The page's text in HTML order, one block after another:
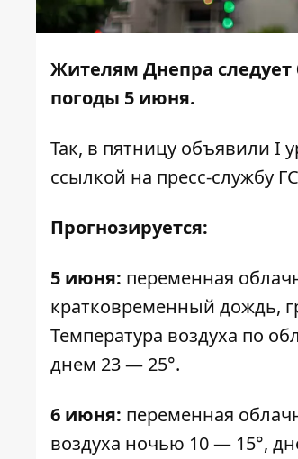
Жителям Днепра
погоды 5 июня.
Так, в пятницу объявили I
ссылкой на пресс-службу
Прогнозируется:
5 июня: переменная
кратковременный дождь,
Температура воздуха по
днем ​​23 — 25°.
6 июня: переменная
воздуха ночью 10 — 15°,